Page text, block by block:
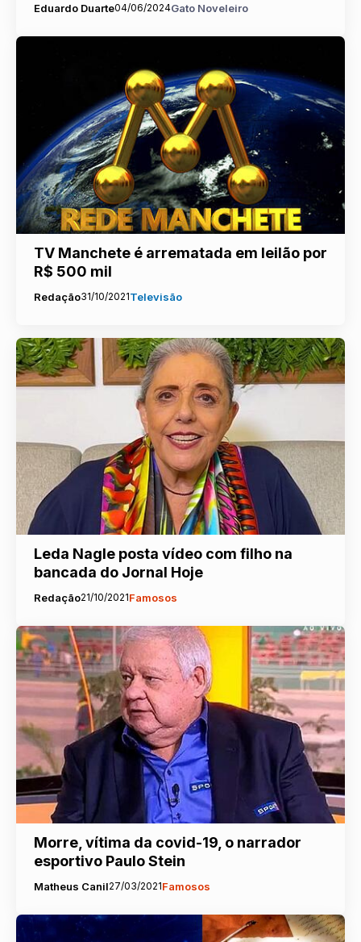
Eduardo Duarte04/06/2024Gato Noveleiro
TV Manchete é arrematada em leilão por
R$ 500 mil
Redação31/10/2021Televisão
Leda Nagle posta vídeo com filho na
bancada do Jornal Hoje
Redação21/10/2021Famosos
Morre, vítima da covid-19, o narrador
esportivo Paulo Stein
Matheus Canil27/03/2021Famosos